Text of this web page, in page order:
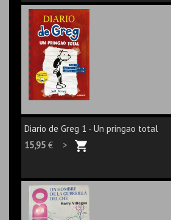
Diario de Greg 1 - Un pringao total
15,95 € >